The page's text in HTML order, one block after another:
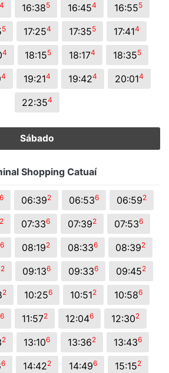
4 16:385 16:454 16:555
5 17:254 17:355 17:414
4 18:155 18:174 18:355
4 19:214 19:424 20:014
22:354
Sábado
Shopping Catuaí
6 06:392 06:536 06:592
2 07:336 07:392 07:536
6 08:192 08:336 08:392
2 09:136 09:336 09:452
2 10:256 10:512 10:586
6 11:572 12:046 12:302
2 13:106 13:362 13:436
6 14:422 14:496 15:152